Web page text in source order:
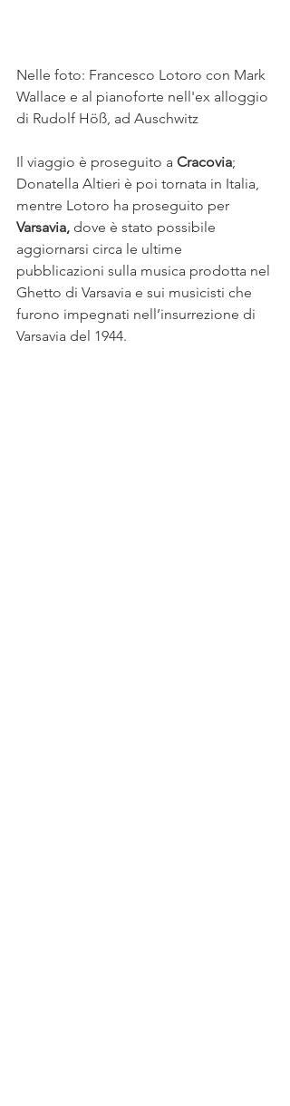
Nelle foto: Francesco Lotoro con Mark
Wallace e al pianoforte nell'ex alloggio
di Rudolf Höß, ad Auschwitz
Il viaggio è proseguito a Cracovia;
Donatella Altieri è poi tornata in Italia,
mentre Lotoro ha proseguito per
Varsavia, dove è stato possibile
aggiornarsi circa le ultime
pubblicazioni sulla musica prodotta nel
Ghetto di Varsavia e sui musicisti che
furono impegnati nell’insurrezione di
Varsavia del 1944.